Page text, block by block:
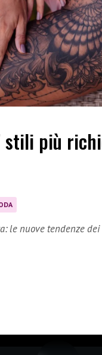
stili più
le nuove tendenze